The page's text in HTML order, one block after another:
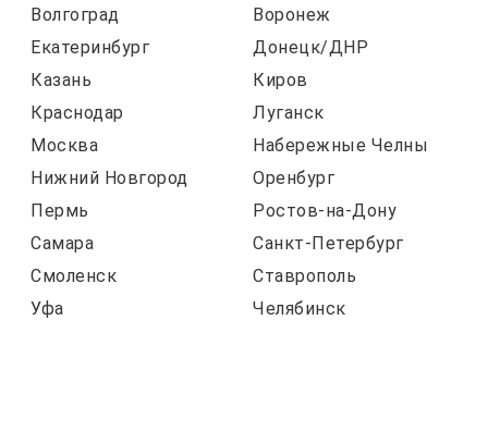
Волгоград
Воронеж
Екатеринбург
Донецк/ДНР
Казань
Киров
Краснодар
Луганск
Москва
Набережные Челны
Нижний Новгород
Оренбург
Пермь
Ростов-на-Дону
Самара
Санкт-Петербург
Смоленск
Ставрополь
Уфа
Челябинск